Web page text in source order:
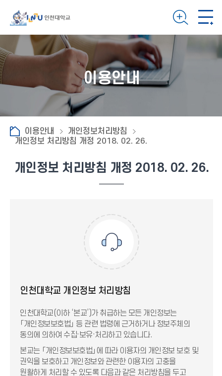
이용안내
이용안내
개인정보처리방침
개인정보 처리방침 개정 2018. 02. 26.
개인정보 처리방침 개정 2018. 02. 26.
인천대학교 개인정보 처리방침
인천대학교(이하 ‘본교’)가 취급하는 모든 개인정보는
「개인정보보호법」 등 관련 법령에 근거하거나 정보주체의
동의에 의하여 수집·보유·처리하고 있습니다.
본교는 「개인정보보호법」에 따라 이용자의 개인정보 보호 및
권익을 보호하고 개인정보와 관련한 이용자의 고충을
원활하게 처리할 수 있도록 다음과 같은 처리방침을 두고